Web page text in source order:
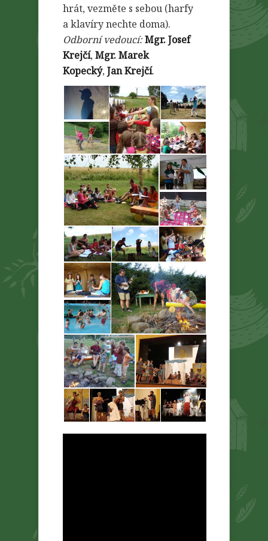
hrát, vezměte s sebou (harfy
a klavíry nechte doma).
Odborní vedoucí:Mgr. Josef
Krejčí,Mgr. Marek
Kopecký,Jan Krejčí.